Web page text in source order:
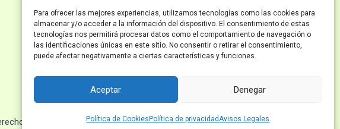
Para ofrecer las mejores experiencias, utilizamos tecnologías como las cookies para
almacenar y/o acceder a la información del dispositivo. El consentimiento de estas
tecnologías nos permitirá procesar datos como el comportamiento de navegación o
las identificaciones únicas en este sitio. No consentir o retirar el consentimiento,
puede afectar negativamente a ciertas características y funciones.
Aceptar Denegar
Política de Cookies Política de privacidadAvisos Legales
Inicio
Política de privacidad
Avisos Legales
Política de Cookies
reservados